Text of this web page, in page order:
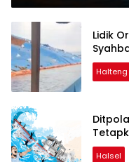
Lidik
Halteng
Halsel